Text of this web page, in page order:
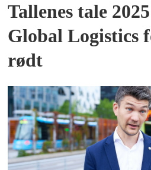
Tallenes tale
Global Logistics
rødt